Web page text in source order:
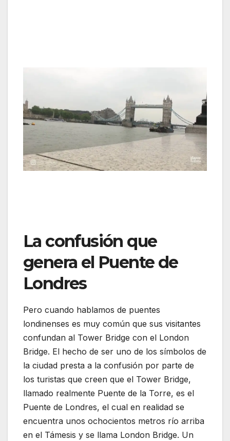
La confusión que
genera el Puente de
Londres
Pero cuando hablamos de puentes
londinenses es muy común que sus visitantes
confundan al Tower Bridge con el London
Bridge. El hecho de ser uno de los símbolos de
la ciudad presta a la confusión por parte de
los turistas que creen que el Tower Bridge,
llamado realmente Puente de la Torre, es el
Puente de Londres, el cual en realidad se
encuentra unos ochocientos metros río arriba
en el Támesis y se llama London Bridge. Un